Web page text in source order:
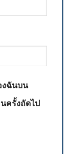
งฉันบน
ครั้งถัดไป